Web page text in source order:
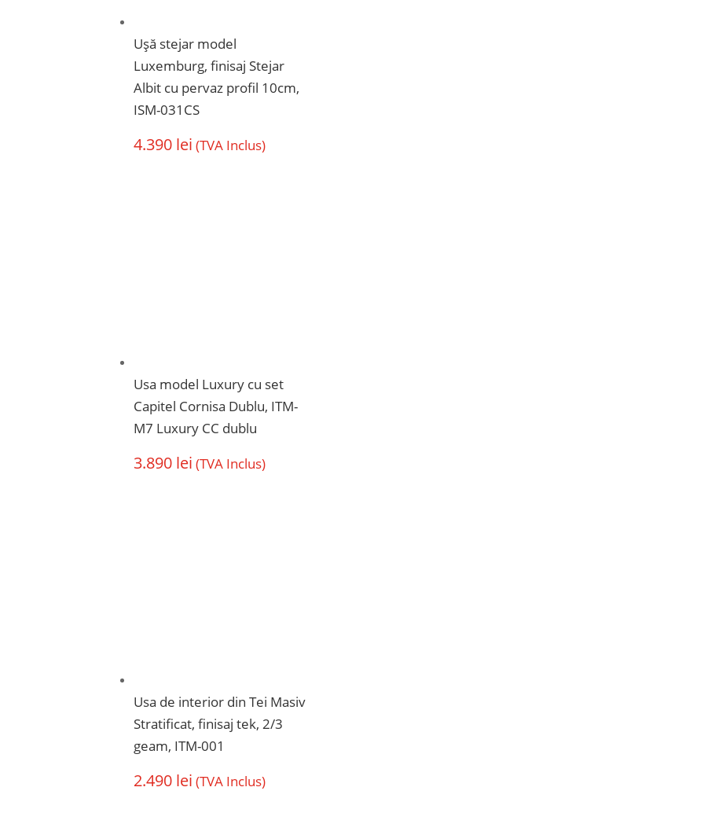
Ușă stejar model
Luxemburg, finisaj Stejar
Albit cu pervaz profil 10cm,
ISM-031CS
4.390 lei (TVA Inclus)
Usa model Luxury cu set
Capitel Cornisa Dublu, ITM-
M7 Luxury CC dublu
3.890 lei (TVA Inclus)
Usa de interior din Tei Masiv
Stratificat, finisaj tek, 2/3
geam, ITM-001
2.490 lei (TVA Inclus)